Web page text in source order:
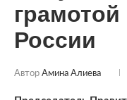
России
Автор Амина Алиева